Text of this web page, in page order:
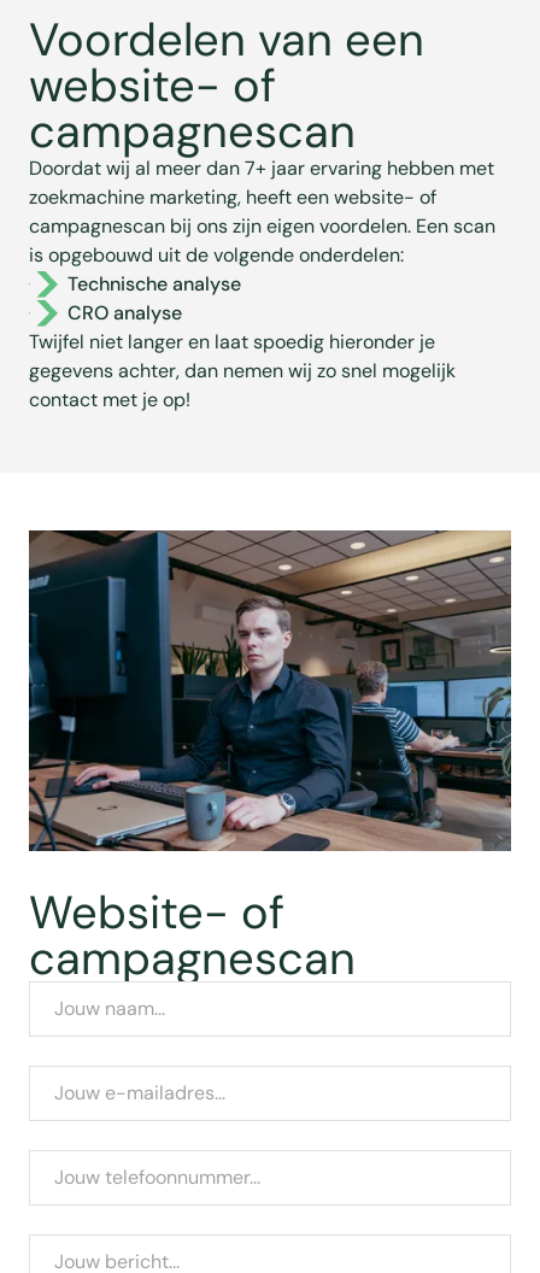
Voordelen van een
website- of
campagnescan
Doordat wij al meer dan 7+ jaar ervaring hebben met
zoekmachine marketing, heeft een website- of
campagnescan bij ons zijn eigen voordelen. Een scan
is opgebouwd uit de volgende onderdelen:
Technische analyse
CRO analyse
Twijfel niet langer en laat spoedig hieronder je
gegevens achter, dan nemen wij zo snel mogelijk
contact met je op!
Website- of
campagnescan